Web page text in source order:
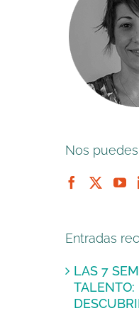
Nos
Entradas
LAS 7
TALENTO: